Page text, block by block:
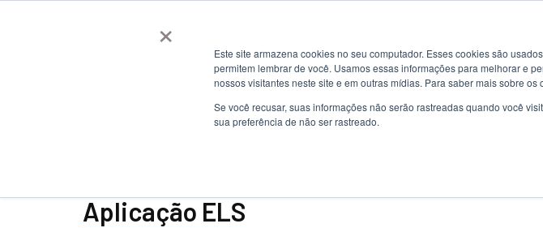
×
Este site armazena cookies no seu computador. Esses cookies são
permitem lembrar de você. Usamos essas informações para melhorar e
nossos visitantes neste site e em outras mídias. Para saber mais sobre
Se você recusar, suas informações não serão rastreadas quando você
sua preferência de não ser rastreado.
Aplicação ELS